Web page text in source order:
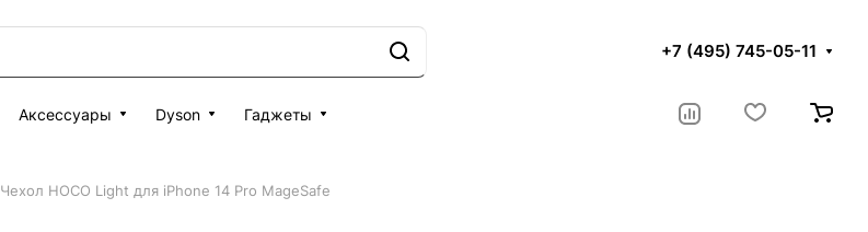
+7 (495) 745-05-11
Аксессуары Dyson Гаджеты
Чехол HOCO Light для iPhone 14 Pro MageSafe